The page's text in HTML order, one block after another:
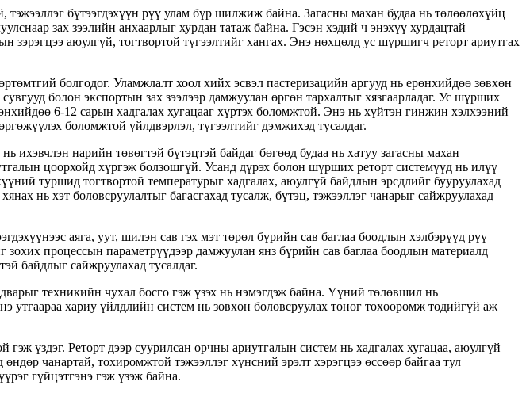
тэжээллэг бүтээгдэхүүн рүү улам бүр шилжиж байна. Загасны махан будаа нь төлөөлөхүйц
зах зээлийн анхаарлыг хурдан татаж байна. Гэсэн хэдий ч энэхүү хурдацтай
зэрэгцээ аюулгүй, тогтвортой түгээлтийг хангах. Энэ нөхцөлд ус шүршигч реторт ариутгах
болгодог. Уламжлалт хоол хийх эсвэл пастеризацийн аргууд нь ерөнхийдөө зөвхөн
болон экспортын зах зээлээр дамжуулан өргөн тархалтыг хязгаарладаг. Ус шүрших
6-12 сарын хадгалах хугацааг хүртэх боломжтой. Энэ нь хүйтэн гинжин хэлхээний
боломжтой үйлдвэрлэл, түгээлтийг дэмжихэд тусалдаг.
ихэвчлэн нарийн төвөгтэй бүтэцтэй байдаг бөгөөд будаа нь хатуу загасны махан
цоорхойд хүргэж болзошгүй. Усанд дүрэх болон шүрших реторт системүүд нь илүү
туршид тогтвортой температурыг хадгалах, аюулгүй байдлын эрсдлийг бууруулахад
нь хэт боловсруулалтыг багасгахад тусалж, бүтэц, тэжээллэг чанарыг сайжруулахад
аяга, уут, шилэн сав гэх мэт төрөл бүрийн сав баглаа боодлын хэлбэрүүд рүү
процессын параметрүүдээр дамжуулан янз бүрийн сав баглаа боодлын материалд
байдлыг сайжруулахад тусалдаг.
техникийн чухал босго гэж үзэх нь нэмэгдэж байна. Үүний төлөвшил нь
хариу үйлдлийн систем нь зөвхөн боловсруулах тоног төхөөрөмж төдийгүй аж
үздэг. Реторт дээр суурилсан орчны ариутгалын систем нь хадгалах хугацаа, аюулгүй
чанартай, тохиромжтой тэжээллэг хүнсний эрэлт хэрэгцээ өссөөр байгаа тул
гүйцэтгэнэ гэж үзэж байна.